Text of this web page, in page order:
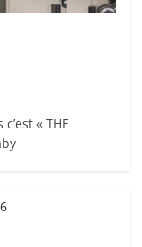
« THE